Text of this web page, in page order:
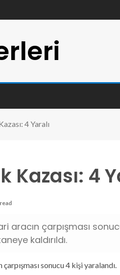
4 Yaralı
Kazası: 4
aracın çarpışması
kaldırıldı.
sonucu 4 kişi yaralandı.